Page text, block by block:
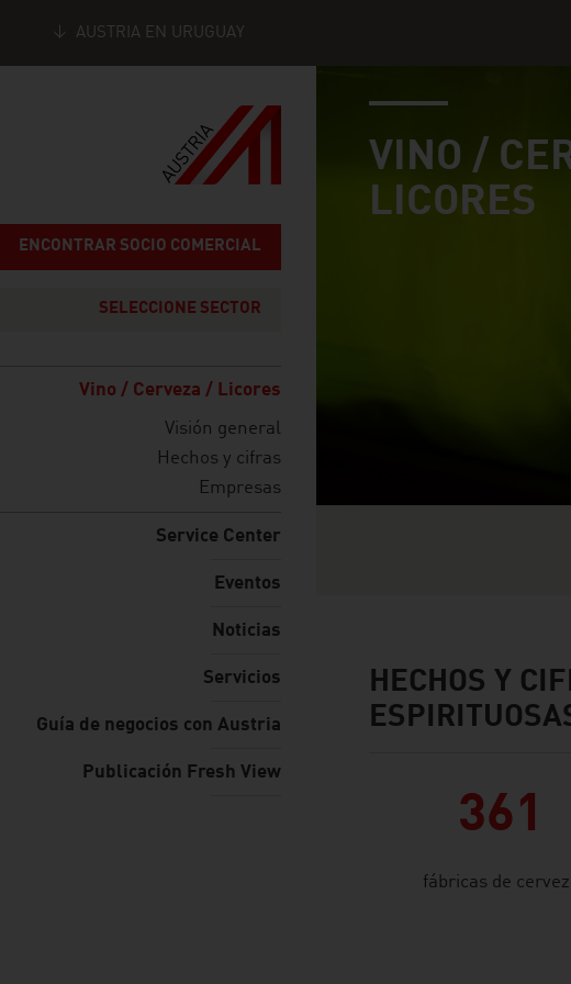
AUSTRIA EN URUGUAY
ENCONTRAR SOCIO COMERCIAL
SELECCIONE SECTOR
Vino / Cerveza / Licores
Visión general
Hechos y cifras
Empresas
Service Center
Eventos
Noticias
Servicios
Guía de negocios con Austria
Publicación Fresh View
VINO /
LICORES
facts & figures
HECHOS Y
361
fábricas de